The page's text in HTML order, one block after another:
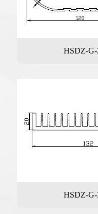
HSDZ-G-
HSDZ-G-